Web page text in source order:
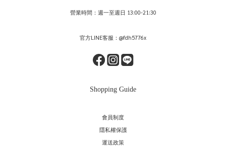
營業時間：週一至週日 13:00-21:30
官方LINE客服：@fdh5776x
Shopping Guide
會員制度
隱私權保護
運送政策